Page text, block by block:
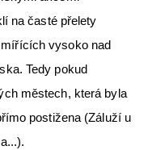
na časté přelety
vysoko nad
Tedy pokud
městech, která byla
postižena (Záluží u